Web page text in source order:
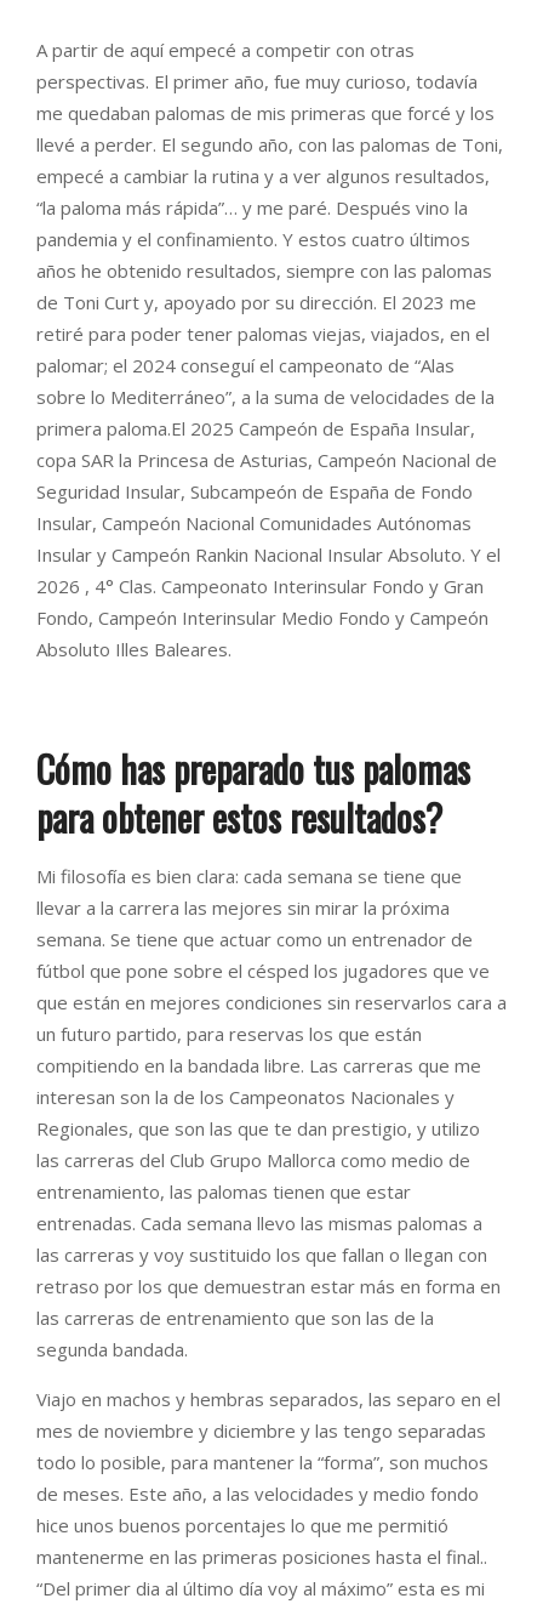
A partir de aquí empecé a competir con otras
perspectivas. El primer año, fue muy curioso, todavía
me quedaban palomas de mis primeras que forcé y los
llevé a perder. El segundo año, con las palomas de Toni,
empecé a cambiar la rutina y a ver algunos resultados,
“la paloma más rápida”… y me paré. Después vino la
pandemia y el confinamiento. Y estos cuatro últimos
años he obtenido resultados, siempre con las palomas
de Toni Curt y, apoyado por su dirección. El 2023 me
retiré para poder tener palomas viejas, viajados, en el
palomar; el 2024 conseguí el campeonato de “Alas
sobre lo Mediterráneo”, a la suma de velocidades de la
primera paloma.El 2025 Campeón de España Insular,
copa SAR la Princesa de Asturias, Campeón Nacional de
Seguridad Insular, Subcampeón de España de Fondo
Insular, Campeón Nacional Comunidades Autónomas
Insular y Campeón Rankin Nacional Insular Absoluto. Y el
2026 , 4° Clas. Campeonato Interinsular Fondo y Gran
Fondo, Campeón Interinsular Medio Fondo y Campeón
Absoluto Illes Baleares.
Cómo has preparado tus palomas
para obtener estos resultados?
Mi filosofía es bien clara: cada semana se tiene que
llevar a la carrera las mejores sin mirar la próxima
semana. Se tiene que actuar como un entrenador de
fútbol que pone sobre el césped los jugadores que ve
que están en mejores condiciones sin reservarlos cara a
un futuro partido, para reservas los que están
compitiendo en la bandada libre. Las carreras que me
interesan son la de los Campeonatos Nacionales y
Regionales, que son las que te dan prestigio, y utilizo
las carreras del Club Grupo Mallorca como medio de
entrenamiento, las palomas tienen que estar
entrenadas. Cada semana llevo las mismas palomas a
las carreras y voy sustituido los que fallan o llegan con
retraso por los que demuestran estar más en forma en
las carreras de entrenamiento que son las de la
segunda bandada.
Viajo en machos y hembras separados, las separo en el
mes de noviembre y diciembre y las tengo separadas
todo lo posible, para mantener la “forma”, son muchos
de meses. Este año, a las velocidades y medio fondo
hice unos buenos porcentajes lo que me permitió
mantenerme en las primeras posiciones hasta el final..
“Del primer dia al último día voy al máximo” esta es mi